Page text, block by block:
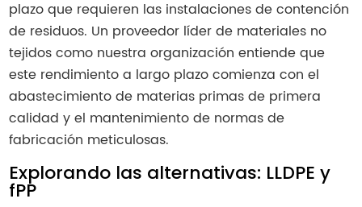
plazo que requieren las instalaciones de contención
de residuos. Un proveedor líder de materiales no
tejidos como nuestra organización entiende que
este rendimiento a largo plazo comienza con el
abastecimiento de materias primas de primera
calidad y el mantenimiento de normas de
fabricación meticulosas.
Explorando las alternativas: LLDPE y
fPP